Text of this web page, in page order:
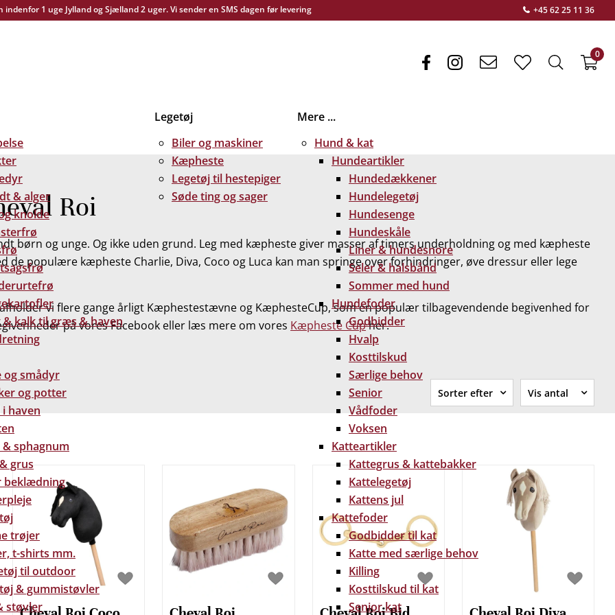
indenfor 1 uge Jylland og Sjælland 2 uger. Vi sender en SMS dagen før levering +45 62 25 11 36
& alger
knolde
& kalk til græs & haven
og smådyr
og potter
haven
sphagnum
grus
beklædning
trøjer
t-shirts mm.
til outdoor
& gummistøvler
støvler
Legetøj
Biler og maskiner
Kæpheste
Legetøj til hestepiger
Søde ting og sager
Mere ...
Hund & kat
Hundeartikler
Hundedækkener
Hundelegetøj
Hundesenge
Hundeskåle
Liner & hundesnore
Seler & halsbånd
Sommer med hund
Hundefoder
Godbidder
Hvalp
Kosttilskud
Særlige behov
Senior
Vådfoder
Voksen
Katteartikler
Kattegrus & kattebakker
Kattelegetøj
Kattens jul
Kattefoder
Godbidder til kat
Katte med særlige behov
Killing
Kosttilskud til kat
Senior kat
facebookinstagramenvelopeheart
search0
Roi
børn og unge. Og ikke uden grund. Leg med kæpheste giver masser af timers underholdning og med kæpheste
de populære kæpheste Charlie, Diva, Coco og Luca kan man springe over forhindringer, øve dressur eller lege
vi flere gange årligt Kæphestestævne og KæphesteCup, som en populær tilbagevendende begivenhed for
på vores Facebook eller læs mere om vores Kæpheste Cupher.
Sorter efter
Pris faldende
Vis antal